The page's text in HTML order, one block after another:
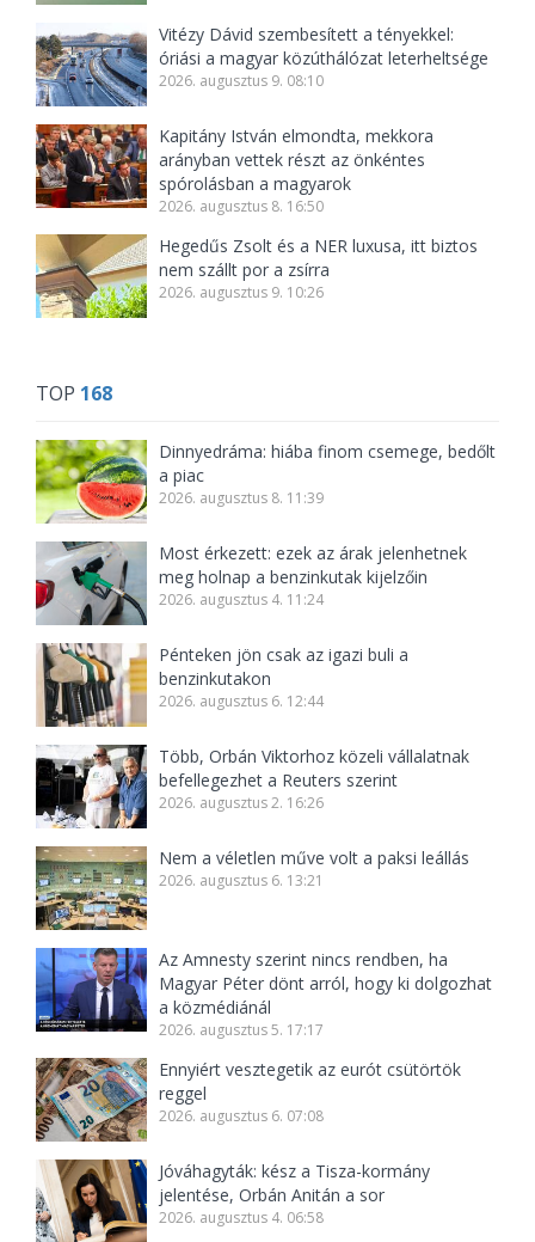
Vitézy Dávid szembesített a tényekkel:
óriási a magyar közúthálózat leterheltsége
2026. augusztus 9. 08:10
Kapitány István elmondta, mekkora
arányban vettek részt az önkéntes
spórolásban a magyarok
2026. augusztus 8. 16:50
Hegedűs Zsolt és a NER luxusa, itt biztos
nem szállt por a zsírra
2026. augusztus 9. 10:26
TOP 168
Dinnyedráma: hiába finom csemege, bedőlt
a piac
2026. augusztus 8. 11:39
Most érkezett: ezek az árak jelenhetnek
meg holnap a benzinkutak kijelzőin
2026. augusztus 4. 11:24
Pénteken jön csak az igazi buli a
benzinkutakon
2026. augusztus 6. 12:44
Több, Orbán Viktorhoz közeli vállalatnak
befellegezhet a Reuters szerint
2026. augusztus 2. 16:26
Nem a véletlen műve volt a paksi leállás
2026. augusztus 6. 13:21
Az Amnesty szerint nincs rendben, ha
Magyar Péter dönt arról, hogy ki dolgozhat
a közmédiánál
2026. augusztus 5. 17:17
Ennyiért vesztegetik az eurót csütörtök
reggel
2026. augusztus 6. 07:08
Jóváhagyták: kész a Tisza-kormány
jelentése, Orbán Anitán a sor
2026. augusztus 4. 06:58